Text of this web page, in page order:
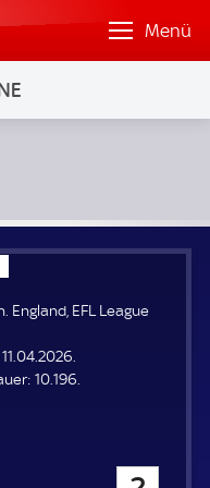
Menü
P
E
N
E
England, EFL League
Z
10.196.